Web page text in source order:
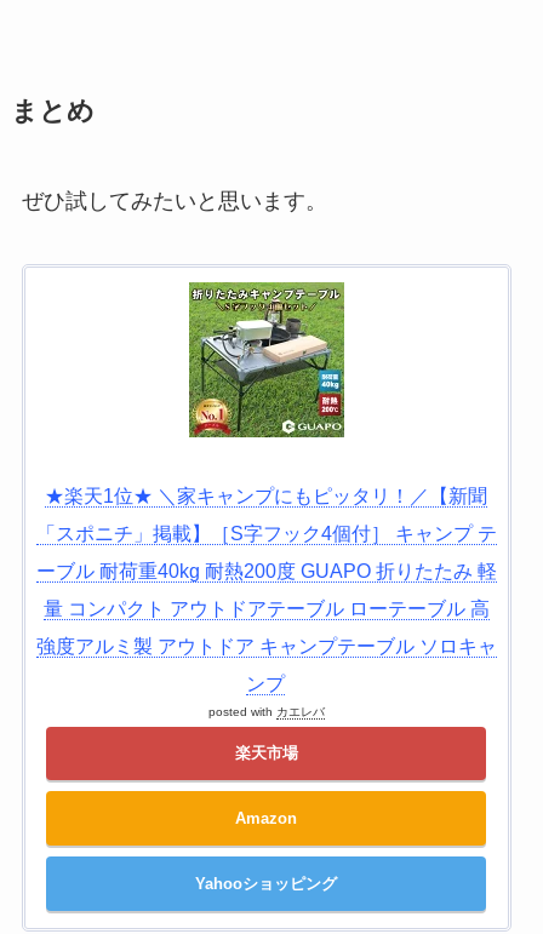
まとめ
ぜひ試してみたいと思います。
★楽天1位★ ＼家キャンプにもピッタリ！／【新聞
「スポニチ」掲載】［S字フック4個付］ キャンプ テ
ーブル 耐荷重40kg 耐熱200度 GUAPO 折りたたみ 軽
量 コンパクト アウトドアテーブル ローテーブル 高
強度アルミ製 アウトドア キャンプテーブル ソロキャ
ンプ
posted with カエレバ
楽天市場
Amazon
Yahooショッピング